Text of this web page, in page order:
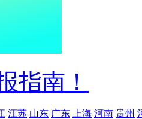
指南！
江苏 山东 广东 上海 河南 贵州